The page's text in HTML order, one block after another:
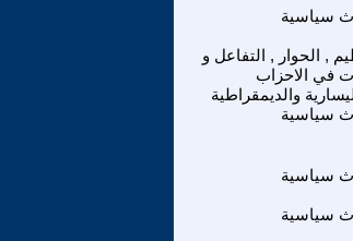
سياسية
, الحوار , التفاعل و
في الاحزاب
والديمقراطية
سياسية
سياسية
سياسية